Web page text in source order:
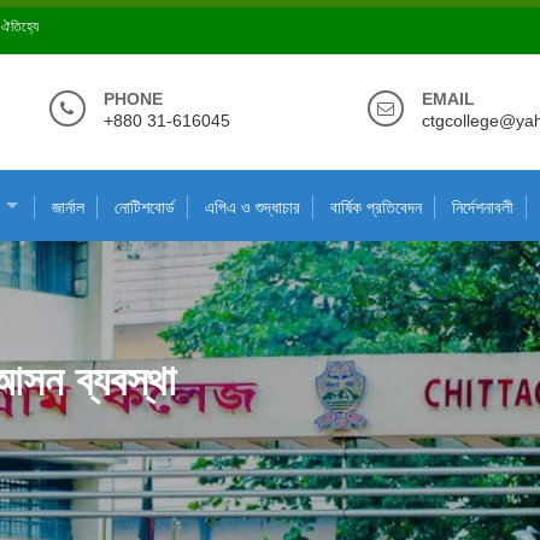
ঐতিহ্যে
PHONE
+880 31-616045
EMAIL
জার্নাল নোটিশবোর্ড এপিএ ও শুদ্ধাচার বার্ষিক প্রতিবেদন নির্দেশনাবলী
ব্যবস্থা